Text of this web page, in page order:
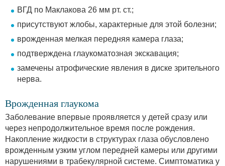
ВГД по Маклакова 26 мм рт. ст.;
присутствуют жлобы, характерные для этой болезни;
врожденная мелкая передняя камера глаза;
подтверждена глаукоматозная экскавация;
замечены атрофические явления в диске зрительного
нерва.
Врожденная глаукома
Заболевание впервые проявляется у детей сразу или
через непродолжительное время после рождения.
Накопление жидкости в структурах глаза обусловлено
врожденным узким углом передней камеры или другими
нарушениями в трабекулярной системе. Симптоматика у